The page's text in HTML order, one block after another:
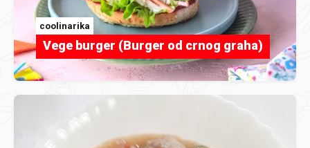
coolinarika
Vege burger (Burger od crnog graha)